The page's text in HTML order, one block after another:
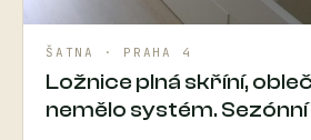
ŠATNA · PRAHA 4
Ložnice plná skříní,
nemělo systém.